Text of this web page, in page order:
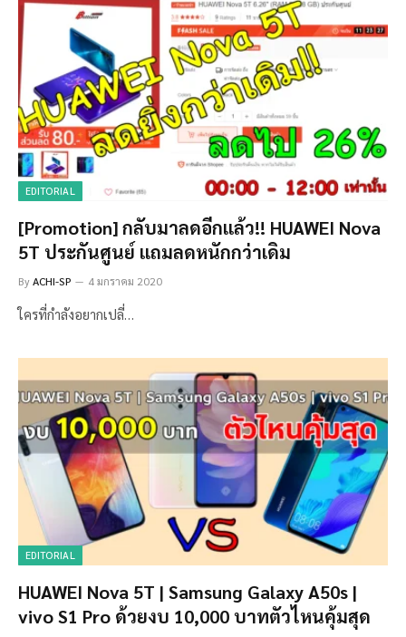
EDITORIAL
[Promotion] กลับมาลดอีกแล้ว!! HUAWEI Nova
5T ประกันศูนย์ แถมลดหนักกว่าเดิม
ByACHI-SP 4 มกราคม 2020
ใครที่กำลังอยากเปลี่…
EDITORIAL
HUAWEI Nova 5T | Samsung Galaxy A50s |
vivo S1 Pro ด้วยงบ 10,000 บาทตัวไหนคุ้มสุด